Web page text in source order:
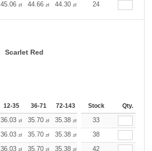
45.06 zł 44.66 zł 44.30 zł 43.89
24
Scarlet Red
12-35 36-71 72-143 144-287 288 +
Stock Qty.
36.03 zł 35.70 zł 35.38 zł 35.10
33
36.03 zł 35.70 zł 35.38 zł 35.10
38
36.03 zł 35.70 zł 35.38 zł 35.10
42